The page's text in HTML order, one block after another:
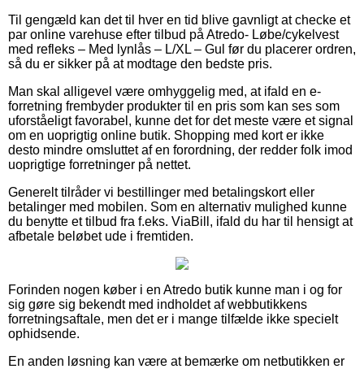
Til gengæld kan det til hver en tid blive gavnligt at checke et
par online varehuse efter tilbud på Atredo- Løbe/cykelvest
med refleks – Med lynlås – L/XL – Gul før du placerer ordren,
så du er sikker på at modtage den bedste pris.
Man skal alligevel være omhyggelig med, at ifald en e-
forretning frembyder produkter til en pris som kan ses som
uforståeligt favorabel, kunne det for det meste være et signal
om en uoprigtig online butik. Shopping med kort er ikke
desto mindre omsluttet af en forordning, der redder folk imod
uoprigtige forretninger på nettet.
Generelt tilråder vi bestillinger med betalingskort eller
betalinger med mobilen. Som en alternativ mulighed kunne
du benytte et tilbud fra f.eks. ViaBill, ifald du har til hensigt at
afbetale beløbet ude i fremtiden.
Forinden nogen køber i en Atredo butik kunne man i og for
sig gøre sig bekendt med indholdet af webbutikkens
forretningsaftale, men det er i mange tilfælde ikke specielt
ophidsende.
En anden løsning kan være at bemærke om netbutikken er